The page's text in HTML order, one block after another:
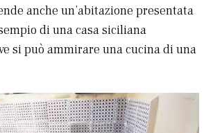
anche un’abitazione presentata
di una casa siciliana
si può ammirare una cucina di una